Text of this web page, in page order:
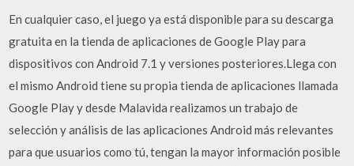
En cualquier caso, el juego ya está disponible para su descarga
gratuita en la tienda de aplicaciones de Google Play para
dispositivos con Android 7.1 y versiones posteriores.Llega con
el mismo Android tiene su propia tienda de aplicaciones llamada
Google Play y desde Malavida realizamos un trabajo de
selección y análisis de las aplicaciones Android más relevantes
para que usuarios como tú, tengan la mayor información posible